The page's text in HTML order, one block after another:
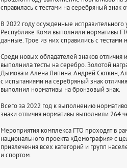
справилась с тестами на серебряный знак
В 2022 году осужденные
Республике Коми выполнили нормативы
данные. Трое из них справились с тестами
Среди новых обладателей знаков
выполнила тесты на серебро. Золотой
Дымова и Алёна Липина. Андрей Сюткин,
с испытаниями на серебряный знак
выполнил нормативы на бронзовый знак.
Всего за 2022 год к выполнению
знаки отличия нормативы выполнили 264
Мероприятия комплекса ГТО проходят в
национального проекта «Демография» с
привлечения всех категорий и групп
и спортом.